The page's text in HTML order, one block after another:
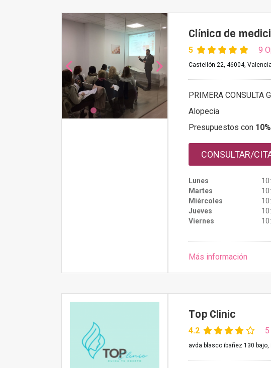
Clínica de
5 9
Castellón 22, 46004, Valencia
PRIMERA CONSULTA
Alopecia
Presupuestos con
CONSULTAR/
Lunes
Martes
Miércoles
Jueves
Viernes
Más información
Top Clinic
4.2
avda blasco ibañez 130